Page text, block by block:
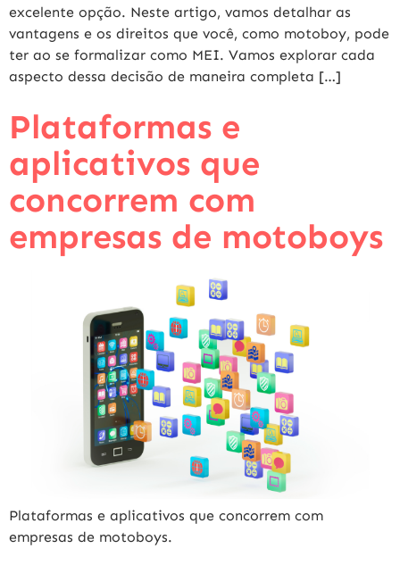
excelente opção. Neste artigo, vamos detalhar as
vantagens e os direitos que você, como motoboy, pode
ter ao se formalizar como MEI. Vamos explorar cada
aspecto dessa decisão de maneira completa […]
Plataformas e
aplicativos que
concorrem com
empresas de motoboys
Plataformas e aplicativos que concorrem com
empresas de motoboys.